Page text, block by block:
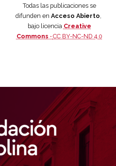
Todas las publicaciones se
difunden en Acceso Abierto
bajo licencia Creative
Commons · CC BY-NC-ND 4.0